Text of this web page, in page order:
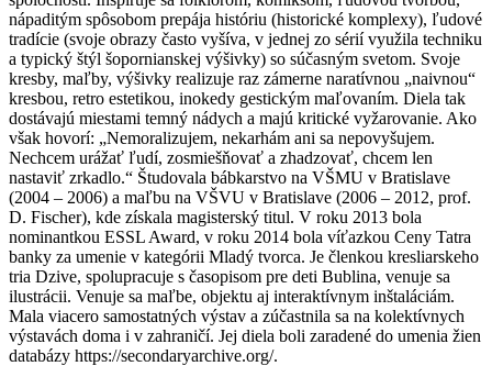
nápaditým spôsobom prepája históriu (historické komplexy), ľudové
tradície (svoje obrazy často vyšíva, v jednej zo sérií využila techniku
a typický štýl šopornianskej výšivky) so súčasným svetom. Svoje
kresby, maľby, výšivky realizuje raz zámerne naratívnou „naivnou“
kresbou, retro estetikou, inokedy gestickým maľovaním. Diela tak
dostávajú miestami temný nádych a majú kritické vyžarovanie. Ako
však hovorí: „Nemoralizujem, nekarhám ani sa nepovyšujem.
Nechcem urážať ľudí, zosmiešňovať a zhadzovať, chcem len
nastaviť zrkadlo.“ Študovala bábkarstvo na VŠMU v Bratislave
(2004 – 2006) a maľbu na VŠVU v Bratislave (2006 – 2012, prof.
D. Fischer), kde získala magisterský titul. V roku 2013 bola
nominantkou ESSL Award, v roku 2014 bola víťazkou Ceny Tatra
banky za umenie v kategórii Mladý tvorca. Je členkou kresliarskeho
tria Dzive, spolupracuje s časopisom pre deti Bublina, venuje sa
ilustrácii. Venuje sa maľbe, objektu aj interaktívnym inštaláciám.
Mala viacero samostatných výstav a zúčastnila sa na kolektívnych
výstavách doma i v zahraničí. Jej diela boli zaradené do umenia žien
databázy https://secondaryarchive.org/.